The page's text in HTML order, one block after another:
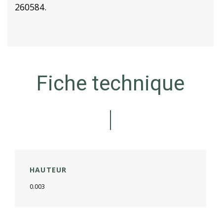
260584.
Fiche technique
HAUTEUR
0.003